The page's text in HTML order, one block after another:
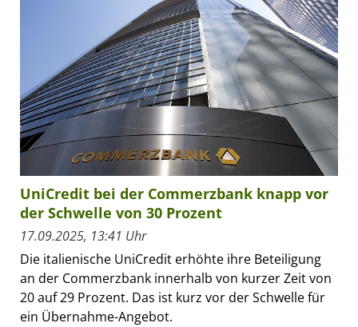
UniCredit bei der Commerzbank knapp vor
der Schwelle von 30 Prozent
17.09.2025, 13:41 Uhr
Die italienische UniCredit erhöhte ihre Beteiligung
an der Commerzbank innerhalb von kurzer Zeit von
20 auf 29 Prozent. Das ist kurz vor der Schwelle für
ein Übernahme-Angebot.